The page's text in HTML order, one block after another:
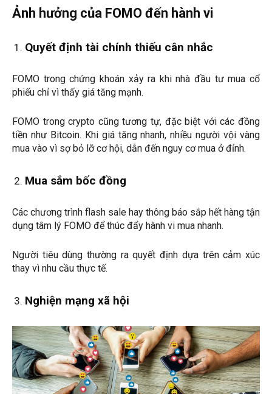
Ảnh hưởng của FOMO đến hành vi
Quyết định tài chính thiếu cân nhắc
FOMO trong chứng khoán xảy ra khi nhà đầu tư mua cổ
phiếu chỉ vì thấy giá tăng mạnh.
FOMO trong crypto cũng tương tự, đặc biệt với các đồng
tiền như Bitcoin. Khi giá tăng nhanh, nhiều người vội vàng
mua vào vì sợ bỏ lỡ cơ hội, dẫn đến nguy cơ mua ở đỉnh.
Mua sắm bốc đồng
Các chương trình flash sale hay thông báo sắp hết hàng tận
dụng tâm lý FOMO để thúc đẩy hành vi mua nhanh.
Người tiêu dùng thường ra quyết định dựa trên cảm xúc
thay vì nhu cầu thực tế.
Nghiện mạng xã hội